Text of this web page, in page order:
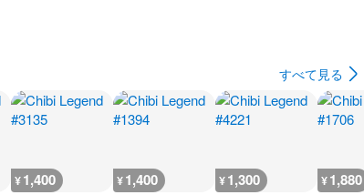
すべて見る
¥1,400 ¥1,400 ¥1,300 ¥1,880